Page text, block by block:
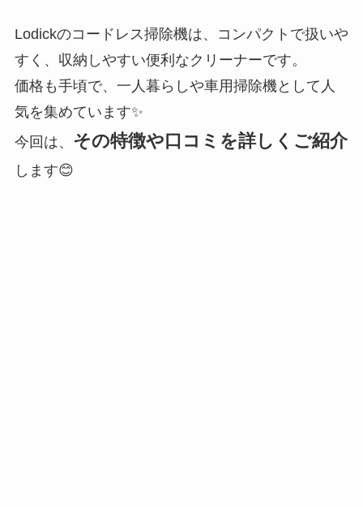
Lodickのコードレス掃除機は、コンパクトで扱いや
すく、収納しやすい便利なクリーナーです。
価格も手頃で、一人暮らしや車用掃除機として人
気を集めています✨
今回は、 その特徴や口コミを詳しくご紹介
します😊